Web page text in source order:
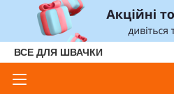
ВСЕ ДЛЯ ШВАЧКИ